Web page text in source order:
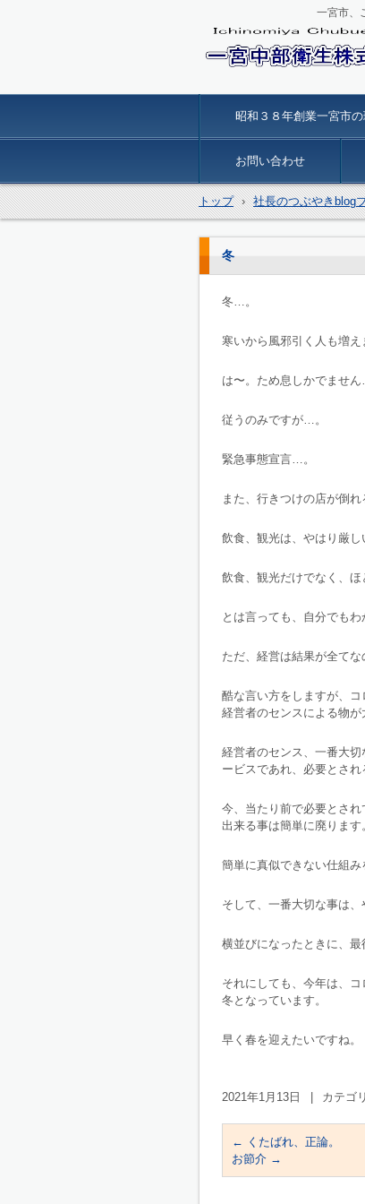
一宮市、
昭和３８年創業一宮市
お問い合わせ
トップ › 社長のつぶやきblog
冬
冬…。
寒いから風邪引く人も増え
は〜。ため息しかでません
従うのみですが…。
緊急事態宣言…。
また、行きつけの店が倒れ
飲食、観光は、やはり厳し
飲食、観光だけでなく、ほ
とは言っても、自分でも
ただ、経営は結果が全て
酷な言い方をしますが、
経営者のセンスによる物が
経営者のセンス、一番大
ービスであれ、必要とされ
今、当たり前で必要とさ
出来る事は簡単に廃ります
簡単に真似できない仕組み
そして、一番大切な事は、
横並びになったときに、最
それにしても、今年は、
冬となっています。
早く春を迎えたいですね。
2021年1月13日 カテゴ
← くたばれ、正論。
お節介 →